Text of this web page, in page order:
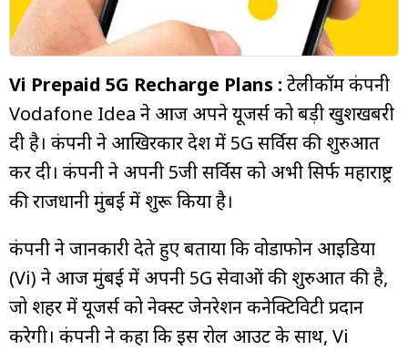
Vi Prepaid 5G Recharge Plans : टेलीकॉम कंपनी
Vodafone Idea ने आज अपने यूजर्स को बड़ी खुशखबरी
दी है। कंपनी ने आखिरकार देश में 5G सर्विस की शुरुआत
कर दी। कंपनी ने अपनी 5जी सर्विस को अभी सिर्फ महाराष्ट्र
की राजधानी मुंबई में शुरू किया है।
कंपनी ने जानकारी देते हुए बताया कि वोडाफोन आइडिया
(Vi) ने आज मुंबई में अपनी 5G सेवाओं की शुरुआत की है,
जो शहर में यूजर्स को नेक्स्ट जेनरेशन कनेक्टिविटी प्रदान
करेगी। कंपनी ने कहा कि इस रोल आउट के साथ, Vi